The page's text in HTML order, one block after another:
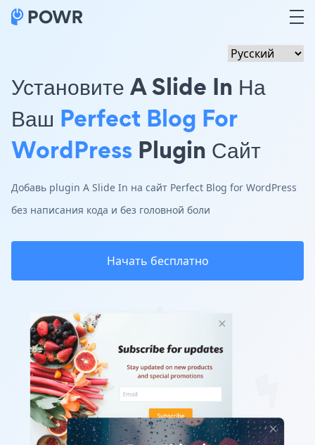
Установите A Slide In На
Ваш Perfect Blog For
WordPress Plugin Сайт
Добавь plugin A Slide In на сайт Perfect Blog for WordPress
без написания кода и без головной боли
Начать бесплатно